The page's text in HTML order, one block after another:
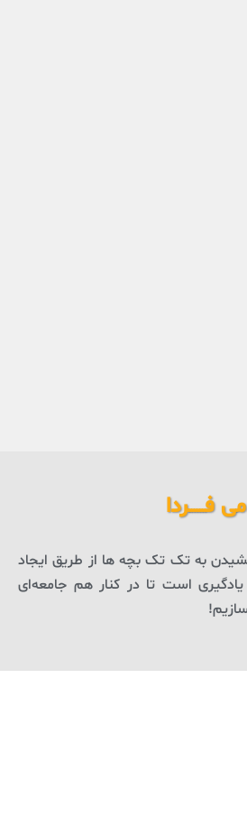
فــــــردا
به تک تک بچه ها از طریق ایجاد
است تا در کنار هم جامعه‌ای